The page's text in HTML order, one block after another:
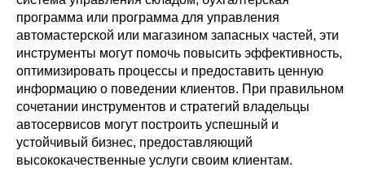
программа или программа для управления
автомастерской или магазином запасных частей, эти
инструменты могут помочь повысить эффективность,
оптимизировать процессы и предоставить ценную
информацию о поведении клиентов. При правильном
сочетании инструментов и стратегий владельцы
автосервисов могут построить успешный и
устойчивый бизнес, предоставляющий
высококачественные услуги своим клиентам.